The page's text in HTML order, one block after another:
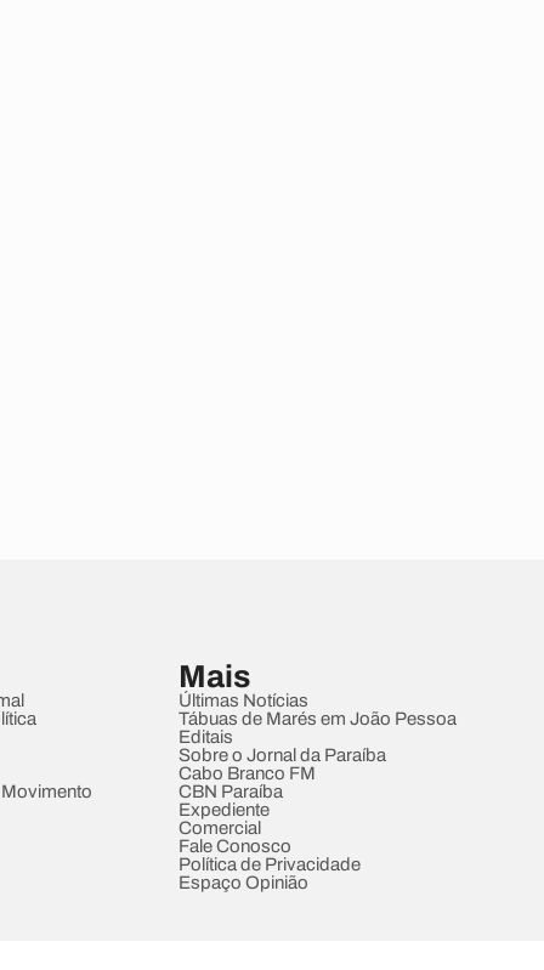
Mais
Últimas Notícias
Tábuas de Marés em João Pessoa
Editais
Sobre o Jornal da Paraíba
Cabo Branco FM
CBN Paraíba
Expediente
Comercial
Fale Conosco
Política de Privacidade
Espaço Opinião